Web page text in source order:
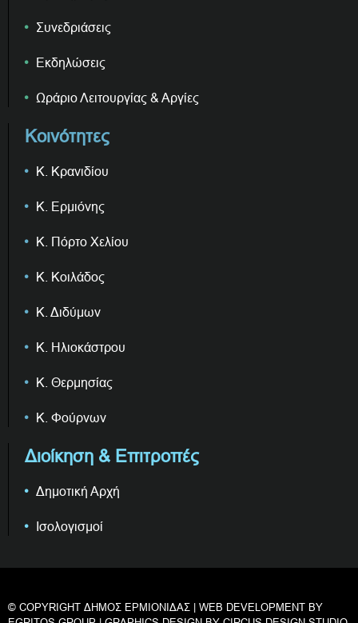
Συνεδριάσεις
Εκδηλώσεις
Ωράριο Λειτουργίας & Αργίες
Κοινότητες
Κ. Κρανιδίου
Κ. Ερμιόνης
Κ. Πόρτο Χελίου
Κ. Κοιλάδος
Κ. Διδύμων
Κ. Ηλιοκάστρου
Κ. Θερμησίας
Κ. Φούρνων
Διοίκηση & Επιτροπές
Δημοτική Αρχή
Ισολογισμοί
© COPYRIGHT ΔΗΜΟΣ ΕΡΜΙΟΝΙΔΑΣ | WEB DEVELOPMENT BY